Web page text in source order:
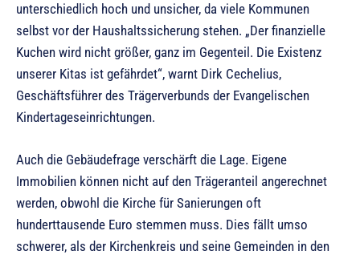
unterschiedlich hoch und unsicher, da viele Kommunen
selbst vor der Haushaltssicherung stehen. „Der finanzielle
Kuchen wird nicht größer, ganz im Gegenteil. Die Existenz
unserer Kitas ist gefährdet“, warnt Dirk Cechelius,
Geschäftsführer des Trägerverbunds der Evangelischen
Kindertageseinrichtungen.
Auch die Gebäudefrage verschärft die Lage. Eigene
Immobilien können nicht auf den Trägeranteil angerechnet
werden, obwohl die Kirche für Sanierungen oft
hunderttausende Euro stemmen muss. Dies fällt umso
schwerer, als der Kirchenkreis und seine Gemeinden in den